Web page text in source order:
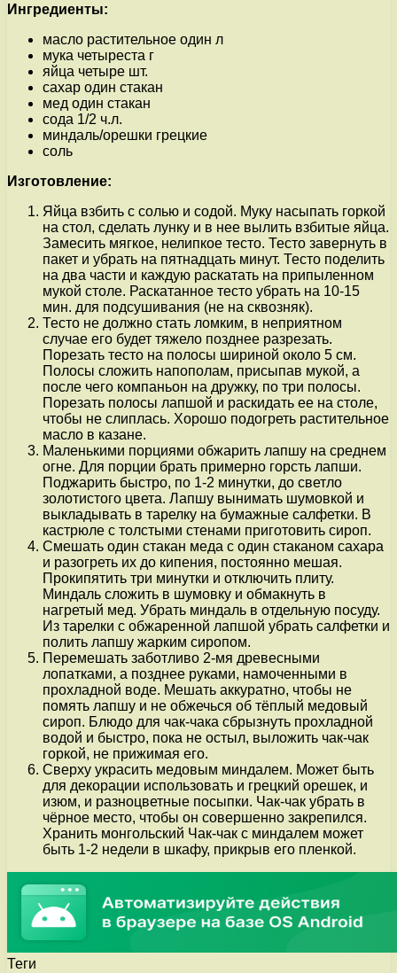
Ингредиенты:
масло растительное один л
мука четыреста г
яйца четыре шт.
сахар один стакан
мед один стакан
сода 1/2 ч.л.
миндаль/орешки грецкие
соль
Изготовление:
Яйца взбить с солью и содой. Муку насыпать горкой
на стол, сделать лунку и в нее вылить взбитые яйца.
Замесить мягкое, нелипкое тесто. Тесто завернуть в
пакет и убрать на пятнадцать минут. Тесто поделить
на два части и каждую раскатать на припыленном
мукой столе. Раскатанное тесто убрать на 10-15
мин. для подсушивания (не на сквозняк).
Тесто не должно стать ломким, в неприятном
случае его будет тяжело позднее разрезать.
Порезать тесто на полосы шириной около 5 см.
Полосы сложить напополам, присыпав мукой, а
после чего компаньон на дружку, по три полосы.
Порезать полосы лапшой и раскидать ее на столе,
чтобы не слиплась. Хорошо подогреть растительное
масло в казане.
Маленькими порциями обжарить лапшу на среднем
огне. Для порции брать примерно горсть лапши.
Поджарить быстро, по 1-2 минутки, до светло
золотистого цвета. Лапшу вынимать шумовкой и
выкладывать в тарелку на бумажные салфетки. В
кастрюле с толстыми стенами приготовить сироп.
Смешать один стакан меда с один стаканом сахара
и разогреть их до кипения, постоянно мешая.
Прокипятить три минутки и отключить плиту.
Миндаль сложить в шумовку и обмакнуть в
нагретый мед. Убрать миндаль в отдельную посуду.
Из тарелки с обжаренной лапшой убрать салфетки и
полить лапшу жарким сиропом.
Перемешать заботливо 2-мя древесными
лопатками, а позднее руками, намоченными в
прохладной воде. Мешать аккуратно, чтобы не
помять лапшу и не обжечься об тёплый медовый
сироп. Блюдо для чак-чака сбрызнуть прохладной
водой и быстро, пока не остыл, выложить чак-чак
горкой, не прижимая его.
Сверху украсить медовым миндалем. Может быть
для декорации использовать и грецкий орешек, и
изюм, и разноцветные посыпки. Чак-чак убрать в
чёрное место, чтобы он совершенно закрепился.
Хранить монгольский Чак-чак с миндалем может
быть 1-2 недели в шкафу, прикрыв его пленкой.
Теги